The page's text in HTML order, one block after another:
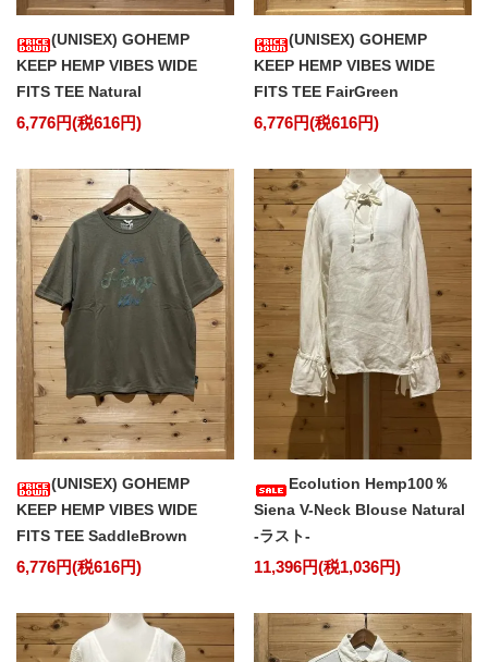
(UNISEX) GOHEMP
KEEP HEMP VIBES WIDE
FITS TEE Natural
6,776円(税616円)
(UNISEX) GOHEMP
KEEP HEMP VIBES WIDE
FITS TEE FairGreen
6,776円(税616円)
(UNISEX) GOHEMP
KEEP HEMP VIBES WIDE
FITS TEE SaddleBrown
6,776円(税616円)
Ecolution Hemp100％
Siena V-Neck Blouse Natural
-ラスト-
11,396円(税1,036円)